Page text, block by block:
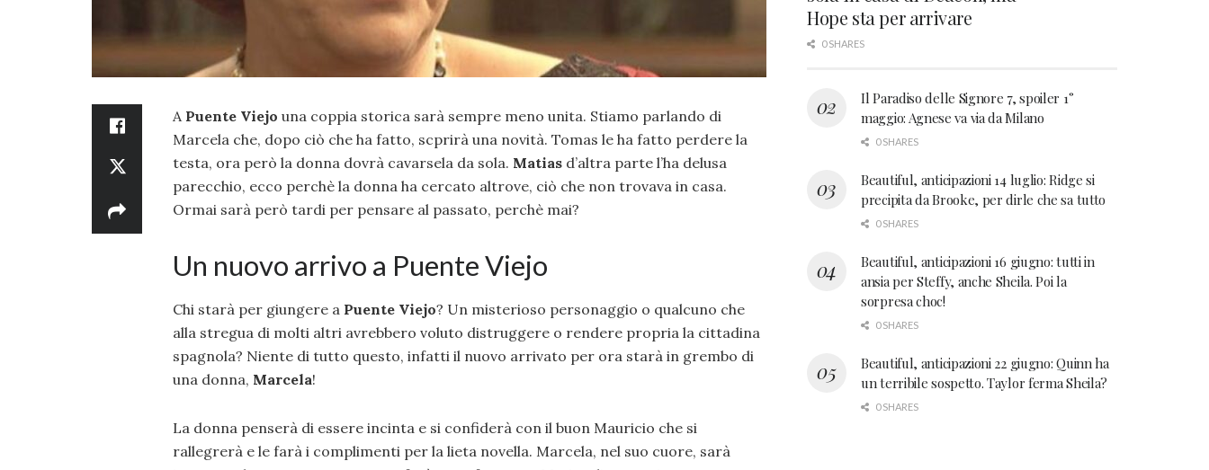
A Puente Viejo una coppia storica sarà sempre meno unita. Stiamo parlando di
Marcela che, dopo ciò che ha fatto, scprirà una novità. Tomas le ha fatto perdere la
testa, ora però la donna dovrà cavarsela da sola. Matias d’altra parte l’ha delusa
parecchio, ecco perchè la donna ha cercato altrove, ciò che non trovava in casa.
Ormai sarà però tardi per pensare al passato, perchè mai?
Un nuovo arrivo a Puente Viejo
Chi starà per giungere a Puente Viejo? Un misterioso personaggio o qualcuno che
alla stregua di molti altri avrebbero voluto distruggere o rendere propria la cittadina
spagnola? Niente di tutto questo, infatti il nuovo arrivato per ora starà in grembo di
una donna, Marcela!
La donna penserà di essere incinta e si confiderà con il buon Mauricio che si
rallegrerà e le farà i complimenti per la lieta novella. Marcela, nel suo cuore, sarà
Hope sta per arrivare
0 SHARES
Il Paradiso delle Signore 7, spoiler 1°
maggio: Agnese va via da Milano
0 SHARES
Beautiful, anticipazioni 14 luglio: Ridge si
precipita da Brooke, per dirle che sa tutto
0 SHARES
Beautiful, anticipazioni 16 giugno: tutti in
ansia per Steffy, anche Sheila. Poi la
sorpresa choc!
0 SHARES
Beautiful, anticipazioni 22 giugno: Quinn ha
un terribile sospetto. Taylor ferma Sheila?
0 SHARES